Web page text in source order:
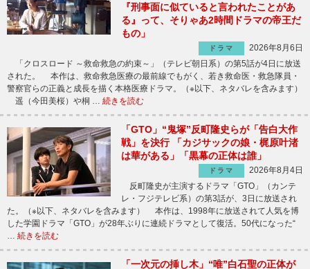
『刑事面に似ていると言われたことがあ
る』って、そりゃあ2時間ドラマの帝王だ
もの」
ドラマ
2026年8月6日
「クロスロード ～救命救急の約束～」（テレビ朝日系）の第5話が4日に放送
された。 本作は、救命救急医療の最前線でもがく、若き救命医・救急隊員・
警察官らの正義と成長を描く本格医療ドラマ。（※以下、ネタバレを含みます）
遥（今田美桜）や桐 … 続きを読む
「GTO」“鬼塚”反町隆史らが「告白大作
戦」を決行 「カジサックの娘・梶原叶渚
は華がある」「黒幕の正体は誰」
ドラマ
2026年8月4日
反町隆史が主演するドラマ「GTO」（カンテ
レ・フジテレビ系）の第3話が、3日に放送され
た。（※以下、ネタバレを含みます） 本作は、1998年に放送されて人気を博
した学園ドラマ「GTO」が28年ぶりに連続ドラマとして復活。50代になった“
続きを読む
「一次元の挿し木」“唯”白石聖の正体が